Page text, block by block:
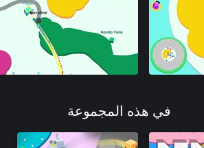
في هذه المجموعة